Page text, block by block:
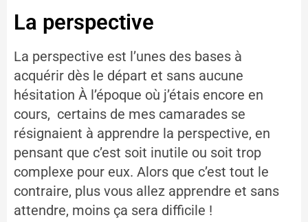
La perspective
La perspective est l’unes des bases à
acquérir dès le départ et sans aucune
hésitation À l’époque où j’étais encore en
cours, certains de mes camarades se
résignaient à apprendre la perspective, en
pensant que c’est soit inutile ou soit trop
complexe pour eux. Alors que c’est tout le
contraire, plus vous allez apprendre et sans
attendre, moins ça sera difficile !